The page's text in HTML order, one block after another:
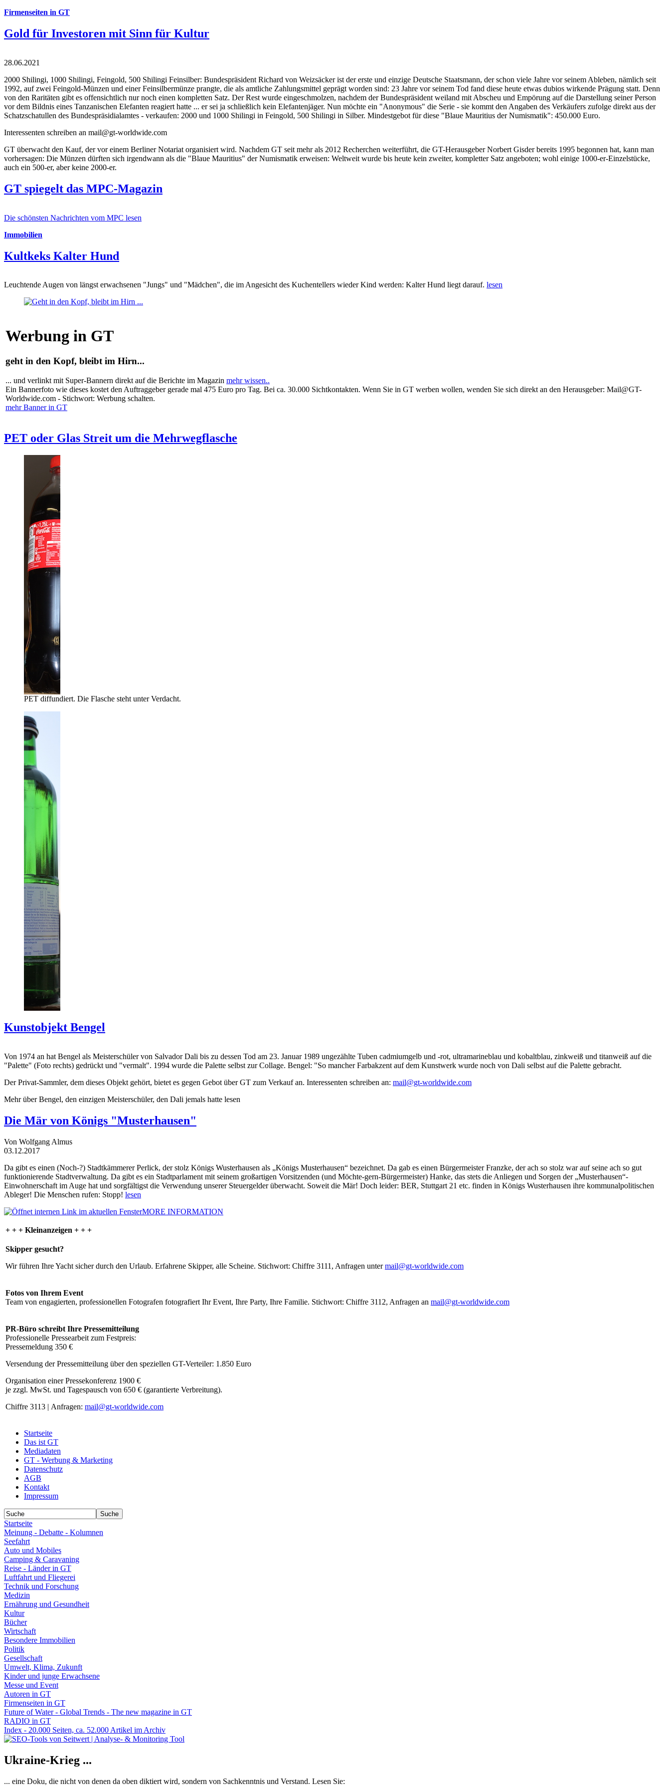
Firmenseiten in GT
Gold für Investoren mit Sinn für Kultur
28.06.2021
2000 Shilingi, 1000 Shilingi, Feingold, 500 Shilingi Feinsilber: Bundespräsident Richard von Weizsäcker ist der erste und einzige Deutsche Staatsmann, der schon viele Jahre vor seinem Ableben, nämlich seit
1992, auf zwei Feingold-Münzen und einer Feinsilbermünze prangte, die als amtliche Zahlungsmittel geprägt worden sind: 23 Jahre vor seinem Tod fand diese heute etwas dubios wirkende Prägung statt. Denn
von den Raritäten gibt es offensichtlich nur noch einen kompletten Satz. Der Rest wurde eingeschmolzen, nachdem der Bundespräsident weiland mit Abscheu und Empörung auf die Darstellung seiner Person
vor dem Bildnis eines Tanzanischen Elefanten reagiert hatte ... er sei ja schließlich kein Elefantenjäger. Nun möchte ein "Anonymous" die Serie - sie kommt den Angaben des Verkäufers zufolge direkt aus der
Schatzschatullen des Bundespräsidialamtes - verkaufen: 2000 und 1000 Shilingi in Feingold, 500 Shilingi in Silber. Mindestgebot für diese "Blaue Mauritius der Numismatik": 450.000 Euro.
Interessenten schreiben an mail@gt-worldwide.com
GT überwacht den Kauf, der vor einem Berliner Notariat organisiert wird. Nachdem GT seit mehr als 2012 Recherchen weiterführt, die GT-Herausgeber Norbert Gisder bereits 1995 begonnen hat, kann man
vorhersagen: Die Münzen dürften sich irgendwann als die "Blaue Mauritius" der Numismatik erweisen: Weltweit wurde bis heute kein zweiter, kompletter Satz angeboten; wohl einige 1000-er-Einzelstücke,
auch ein 500-er, aber keine 2000-er.
GT spiegelt das MPC-Magazin
Die schönsten Nachrichten vom MPC lesen
Immobilien
Kultkeks Kalter Hund
Leuchtende Augen von längst erwachsenen "Jungs" und "Mädchen", die im Angesicht des Kuchentellers wieder Kind werden: Kalter Hund liegt darauf. lesen
Werbung in GT
geht in den Kopf, bleibt im Hirn...
... und verlinkt mit Super-Bannern direkt auf die Berichte im Magazin mehr wissen..
Ein Bannerfoto wie dieses kostet den Auftraggeber gerade mal 475 Euro pro Tag. Bei ca. 30.000 Sichtkontakten. Wenn Sie in GT werben wollen, wenden Sie sich direkt an den Herausgeber: Mail@GT-
Worldwide.com - Stichwort: Werbung schalten.
mehr Banner in GT
PET oder Glas Streit um die Mehrwegflasche
PET diffundiert. Die Flasche steht unter Verdacht.
Kunstobjekt Bengel
Von 1974 an hat Bengel als Meisterschüler von Salvador Dali bis zu dessen Tod am 23. Januar 1989 ungezählte Tuben cadmiumgelb und -rot, ultramarineblau und kobaltblau, zinkweiß und titanweiß auf die
"Palette" (Foto rechts) gedrückt und "vermalt". 1994 wurde die Palette selbst zur Collage. Bengel: "So mancher Farbakzent auf dem Kunstwerk wurde noch von Dali selbst auf die Palette gebracht.
Der Privat-Sammler, dem dieses Objekt gehört, bietet es gegen Gebot über GT zum Verkauf an. Interessenten schreiben an: mail@gt-worldwide.com
Mehr über Bengel, den einzigen Meisterschüler, den Dali jemals hatte lesen
Die Mär von Königs "Musterhausen"
Von Wolfgang Almus
03.12.2017
Da gibt es einen (Noch-?) Stadtkämmerer Perlick, der stolz Königs Wusterhausen als „Königs Musterhausen“ bezeichnet. Da gab es einen Bürgermeister Franzke, der ach so stolz war auf seine ach so gut
funktionierende Stadtverwaltung. Da gibt es ein Stadtparlament mit seinem großartigen Vorsitzenden (und Möchte-gern-Bürgermeister) Hanke, das stets die Anliegen und Sorgen der „Musterhausen“-
Einwohnerschaft im Auge hat und sorgfältigst die Verwendung unserer Steuergelder überwacht. Soweit die Mär! Doch leider: BER, Stuttgart 21 etc. finden in Königs Wusterhausen ihre kommunalpolitischen
Ableger! Die Menschen rufen: Stopp! lesen
MORE INFORMATION
+ + + Kleinanzeigen + + +
Skipper gesucht?
Wir führen Ihre Yacht sicher durch den Urlaub. Erfahrene Skipper, alle Scheine. Stichwort: Chiffre 3111, Anfragen untermail@gt-worldwide.com
Fotos von Ihrem Event
Team von engagierten, professionellen Fotografen fotografiert Ihr Event, Ihre Party, Ihre Familie. Stichwort: Chiffre 3112, Anfragen an mail@gt-worldwide.com
PR-Büro schreibt Ihre Pressemitteilung
Professionelle Pressearbeit zum Festpreis:
Pressemeldung 350 €
Versendung der Pressemitteilung über den speziellen GT-Verteiler: 1.850 Euro
Organisation einer Pressekonferenz 1900 €
je zzgl. MwSt. und Tagespausch von 650 € (garantierte Verbreitung).
Chiffre 3113 | Anfragen: mail@gt-worldwide.com
Startseite
Das ist GT
Mediadaten
GT - Werbung & Marketing
Datenschutz
AGB
Kontakt
Impressum
Startseite
Meinung - Debatte - Kolumnen
Seefahrt
Auto und Mobiles
Camping & Caravaning
Reise - Länder in GT
Luftfahrt und Fliegerei
Technik und Forschung
Medizin
Ernährung und Gesundheit
Kultur
Bücher
Wirtschaft
Besondere Immobilien
Politik
Gesellschaft
Umwelt, Klima, Zukunft
Kinder und junge Erwachsene
Messe und Event
Autoren in GT
Firmenseiten in GT
Future of Water - Global Trends - The new magazine in GT
RADIO in GT
Index - 20.000 Seiten, ca. 52.000 Artikel im Archiv
Ukraine-Krieg ...
... eine Doku, die nicht von denen da oben diktiert wird, sondern von Sachkenntnis und Verstand. Lesen Sie: